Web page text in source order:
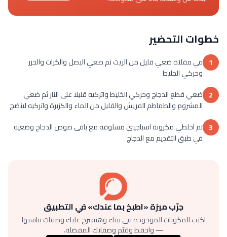
خطوات التحضير
1 في مقلاة ضعي قليل من الزيت ثم ضعي البصل والكرات والجزر
وحركي الخليط
2 ضعي قطع الدجاج وحركي الخليط واتركيه قليلا على النار ثم ضعي
المشروم والطماطم الفريش والقليل من الماء والكزبرة واتركيه لينضج
3 ثم اخلطي مكرونة اسباجيتي مسلوقة مع باقى صوص الدجاج وضعيه
في طبق التقديم مع الدجاج
جرّب ميزة «اطبخ بما عندك» في التطبيق
اكتب المكونات الموجودة في بيتك وهنقترح عليك وصفات تناسبها
— واحفظ وقيّم وصفاتك المفضلة.